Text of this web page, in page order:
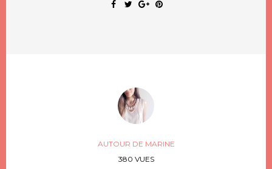
AUTOUR DE MARINE
380 VUES